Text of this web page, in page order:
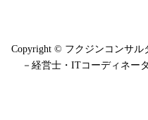
Copyright © フクジンコンサル
－経営士・ITコーディネ